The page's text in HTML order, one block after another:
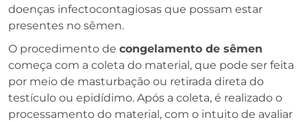
doenças infectocontagiosas que possam estar
presentes no sêmen.
O procedimento de congelamento de sêmen
começa com a coleta do material, que pode ser feita
por meio de masturbação ou retirada direta do
testículo ou epidídimo. Após a coleta, é realizado o
processamento do material, com o intuito de avaliar